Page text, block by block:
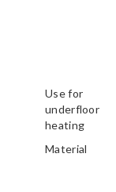
Use for
underfloor
heating
Material